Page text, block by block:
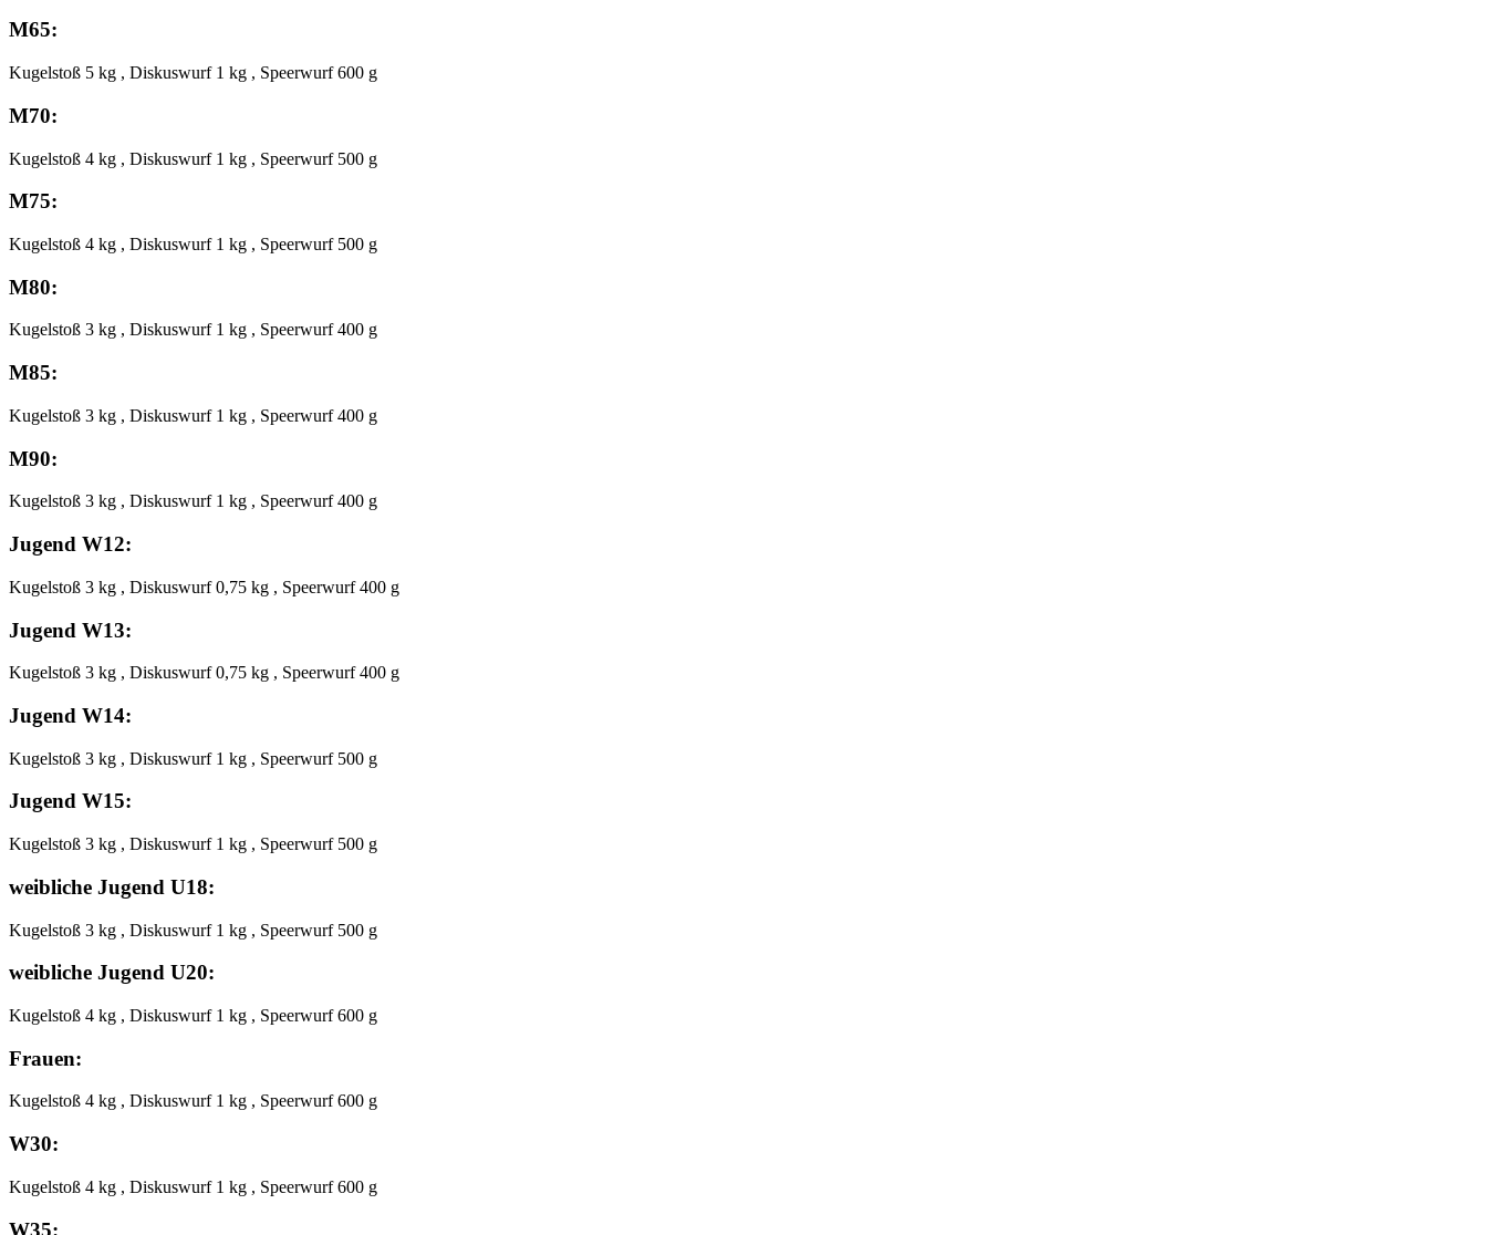
M65:
Kugelstoß 5 kg , Diskuswurf 1 kg , Speerwurf 600 g
M70:
Kugelstoß 4 kg , Diskuswurf 1 kg , Speerwurf 500 g
M75:
Kugelstoß 4 kg , Diskuswurf 1 kg , Speerwurf 500 g
M80:
Kugelstoß 3 kg , Diskuswurf 1 kg , Speerwurf 400 g
M85:
Kugelstoß 3 kg , Diskuswurf 1 kg , Speerwurf 400 g
M90:
Kugelstoß 3 kg , Diskuswurf 1 kg , Speerwurf 400 g
Jugend W12:
Kugelstoß 3 kg , Diskuswurf 0,75 kg , Speerwurf 400 g
Jugend W13:
Kugelstoß 3 kg , Diskuswurf 0,75 kg , Speerwurf 400 g
Jugend W14:
Kugelstoß 3 kg , Diskuswurf 1 kg , Speerwurf 500 g
Jugend W15:
Kugelstoß 3 kg , Diskuswurf 1 kg , Speerwurf 500 g
weibliche Jugend U18:
Kugelstoß 3 kg , Diskuswurf 1 kg , Speerwurf 500 g
weibliche Jugend U20:
Kugelstoß 4 kg , Diskuswurf 1 kg , Speerwurf 600 g
Frauen:
Kugelstoß 4 kg , Diskuswurf 1 kg , Speerwurf 600 g
W30:
Kugelstoß 4 kg , Diskuswurf 1 kg , Speerwurf 600 g
W35: